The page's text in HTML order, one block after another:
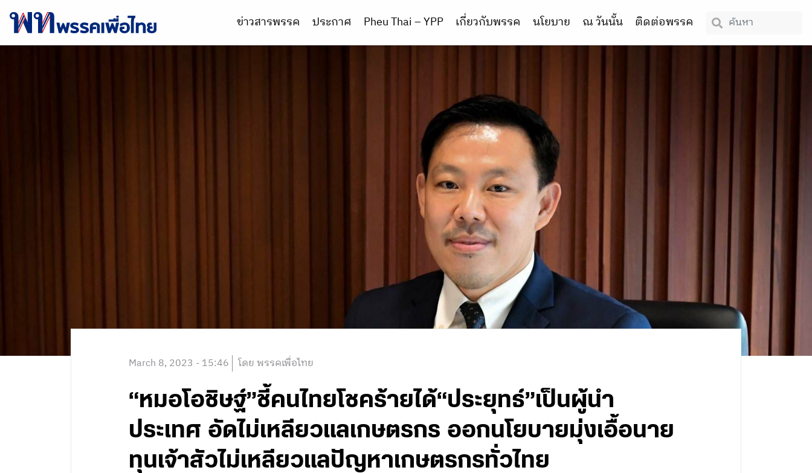
ข่าวสารพรรค ประกาศ Pheu Thai – YPP เกี่ยวกับพรรค นโยบาย ณ วันนั้น ติดต่อพรรค
March 8, 2023 - 15:46 โดย พรรคเพื่อไทย
“หมอโอชิษฐ์”ชี้คนไทยโชคร้ายได้“ประยุทธ์”เป็นผู้นำ
ประเทศ อัดไม่เหลียวแลเกษตรกร ออกนโยบายมุ่งเอื้อนาย
ทุนเจ้าสัวไม่เหลียวแลปัญหาเกษตรกรทั่วไทย